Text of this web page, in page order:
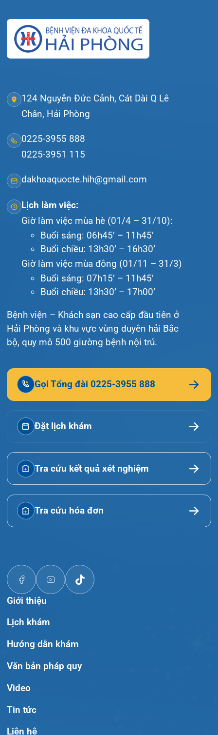
Tra cứu hóa đơn
Giới thiệu
Lịch khám
Hướng dẫn khám
Video
Tin tức
Liên hệ
© Bệnh viện đa khoa Quốc tế Hải Phòng - HIH. All